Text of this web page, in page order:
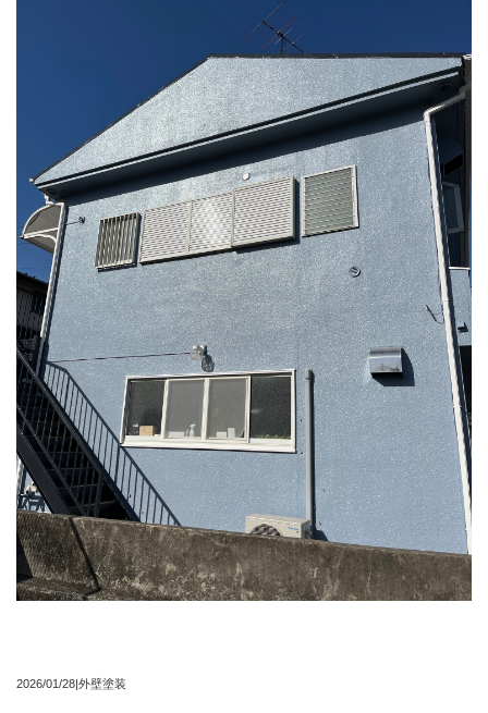
2026/01/28|外壁塗装